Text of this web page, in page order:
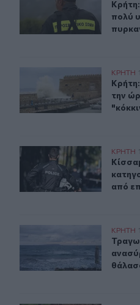
πολύ
Κρήτη: Ριπές ανέμου έως
ΚΡΗΤΗ
την
Κίσσαμος: 32χρονοςΚΡΗΤΗ
από
Τραγωδία στα Μάλια:ΚΡΗΤΗ